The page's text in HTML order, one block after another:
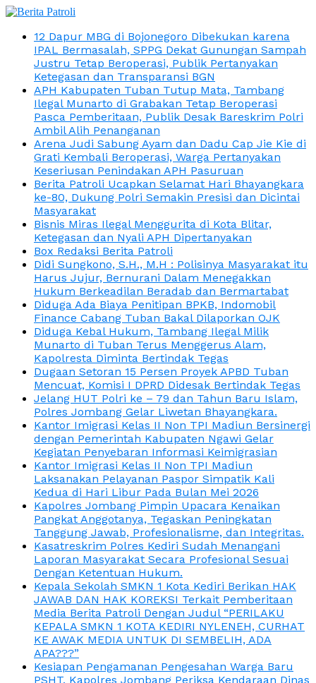
12 Dapur MBG di Bojonegoro Dibekukan karena
IPAL Bermasalah, SPPG Dekat Gunungan Sampah
Justru Tetap Beroperasi, Publik Pertanyakan
Ketegasan dan Transparansi BGN
APH Kabupaten Tuban Tutup Mata, Tambang
Ilegal Munarto di Grabakan Tetap Beroperasi
Pasca Pemberitaan, Publik Desak Bareskrim Polri
Ambil Alih Penanganan
Arena Judi Sabung Ayam dan Dadu Cap Jie Kie di
Grati Kembali Beroperasi, Warga Pertanyakan
Keseriusan Penindakan APH Pasuruan
Berita Patroli Ucapkan Selamat Hari Bhayangkara
ke-80, Dukung Polri Semakin Presisi dan Dicintai
Masyarakat
Bisnis Miras Ilegal Menggurita di Kota Blitar,
Ketegasan dan Nyali APH Dipertanyakan
Box Redaksi Berita Patroli
Didi Sungkono, S.H., M.H : Polisinya Masyarakat itu
Harus Jujur, Bernurani Dalam Menegakkan
Hukum Berkeadilan Beradab dan Bermartabat
Diduga Ada Biaya Penitipan BPKB, Indomobil
Finance Cabang Tuban Bakal Dilaporkan OJK
Diduga Kebal Hukum, Tambang Ilegal Milik
Munarto di Tuban Terus Menggerus Alam,
Kapolresta Diminta Bertindak Tegas
Dugaan Setoran 15 Persen Proyek APBD Tuban
Mencuat, Komisi I DPRD Didesak Bertindak Tegas
Jelang HUT Polri ke – 79 dan Tahun Baru Islam,
Polres Jombang Gelar Liwetan Bhayangkara.
Kantor Imigrasi Kelas II Non TPI Madiun Bersinergi
dengan Pemerintah Kabupaten Ngawi Gelar
Kegiatan Penyebaran Informasi Keimigrasian
Kantor Imigrasi Kelas II Non TPI Madiun
Laksanakan Pelayanan Paspor Simpatik Kali
Kedua di Hari Libur Pada Bulan Mei 2026
Kapolres Jombang Pimpin Upacara Kenaikan
Pangkat Anggotanya, Tegaskan Peningkatan
Tanggung Jawab, Profesionalisme, dan Integritas.
Kasatreskrim Polres Kediri Sudah Menangani
Laporan Masyarakat Secara Profesional Sesuai
Dengan Ketentuan Hukum.
Kepala Sekolah SMKN 1 Kota Kediri Berikan HAK
JAWAB DAN HAK KOREKSI Terkait Pemberitaan
Media Berita Patroli Dengan Judul “PERILAKU
KEPALA SMKN 1 KOTA KEDIRI NYLENEH, CURHAT
KE AWAK MEDIA UNTUK DI SEMBELIH, ADA
APA???”
Kesiapan Pengamanan Pengesahan Warga Baru
PSHT, Kapolres Jombang Periksa Kendaraan Dinas